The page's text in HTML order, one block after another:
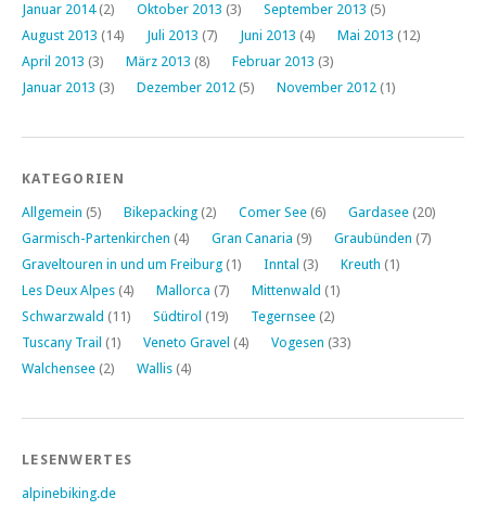
Januar 2014(2) Oktober 2013 (3) September 2013 (5)
August 2013 (14) Juli 2013 (7) Juni 2013 (4) Mai 2013 (12)
April 2013 (3) März 2013 (8) Februar 2013 (3)
Januar 2013 (3) Dezember 2012 (5) November 2012 (1)
KATEGORIEN
Allgemein (5) Bikepacking (2) Comer See (6) Gardasee (20)
Garmisch-Partenkirchen (4) Gran Canaria (9) Graubünden (7)
Graveltouren in und um Freiburg (1) Inntal (3) Kreuth (1)
Les Deux Alpes (4) Mallorca (7) Mittenwald (1)
Schwarzwald (11) Südtirol (19) Tegernsee (2)
Tuscany Trail (1) Veneto Gravel (4) Vogesen (33)
Walchensee (2) Wallis (4)
LESENWERTES
alpinebiking.de